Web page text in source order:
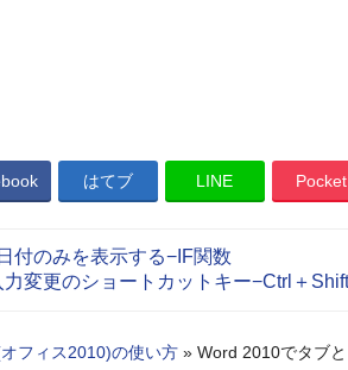
はてブ LINE Pocket
付のみを表示する−IF関数
力変更のショートカットキー−Ctrl＋Shift
フィス2010)の使い方 » Word 2010でタブ